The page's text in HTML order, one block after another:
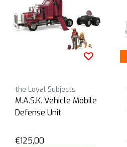
the Loyal Subjects
M.A.S.K. Vehicle Mobile
Defense Unit
€125,00